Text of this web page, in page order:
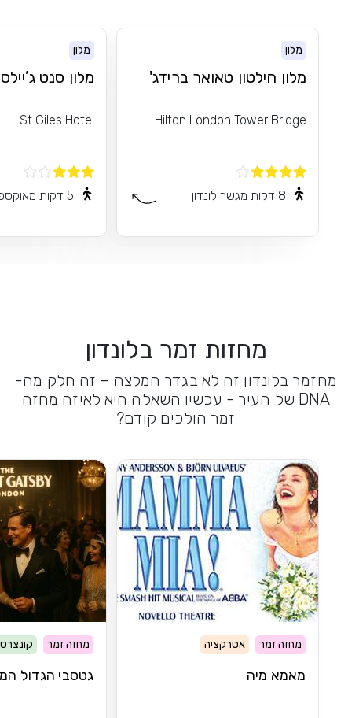
מלון
מלון הילטון טאואר ברידג'
Hilton London Tower Bridge
8 דקות מגשר לונדון
מלון
מלון סנט
St Giles Hotel
5 דקות מאוקספורד
מחזות זמר בלונדון
מחזמר בלונדון זה לא בגדר המלצה – זה חלק מה-
DNA של העיר - עכשיו השאלה היא לאיזה מחזה
זמר הולכים קודם?
מחזה זמר אטרקציה
מאמא מיה
מחזה זמר קונצרט
גטסבי הגדול